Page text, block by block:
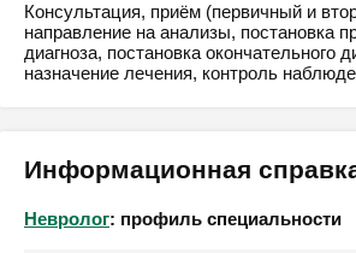
Консультация, приём (первичный и
направление на анализы, постановка
диагноза, постановка окончательного
назначение лечения, контроль
Информационная
Невролог: профиль специальности